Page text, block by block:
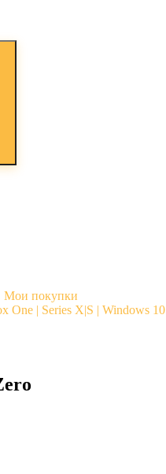
Мои покупки
One | Series X|S | Windows 10